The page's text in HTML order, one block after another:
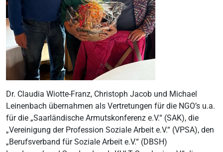
Dr. Claudia Wiotte-Franz, Christoph Jacob und Michael
Leinenbach übernahmen als Vertretungen für die NGO’s u.a.
für die „Saarländische Armutskonferenz e.V.“ (SAK), die
„Vereinigung der Profession Soziale Arbeit e.V.“ (VPSA), den
„Berufsverband für Soziale Arbeit e.V.“ (DBSH)